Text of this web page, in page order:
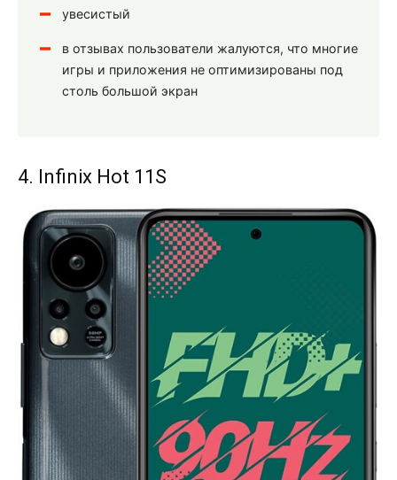
увесистый
в отзывах пользователи жалуются, что многие
игры и приложения не оптимизированы под
столь большой экран
4. Infinix Hot 11S